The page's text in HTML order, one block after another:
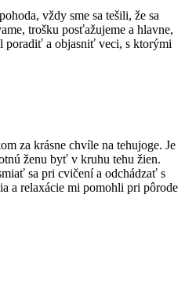
vždy sme sa tešili, že sa
trošku posťažujeme a hlavne,
poradiť a objasniť veci, s ktorými
za krásne chvíle na tehujoge. Je
ženu byť v kruhu tehu žien.
sa pri cvičení a odchádzať s
a relaxácie mi pomohli pri pôrode